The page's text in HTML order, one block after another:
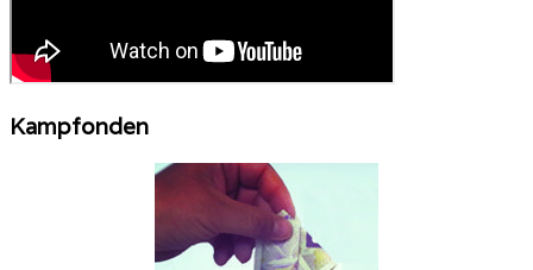
Kampfonden